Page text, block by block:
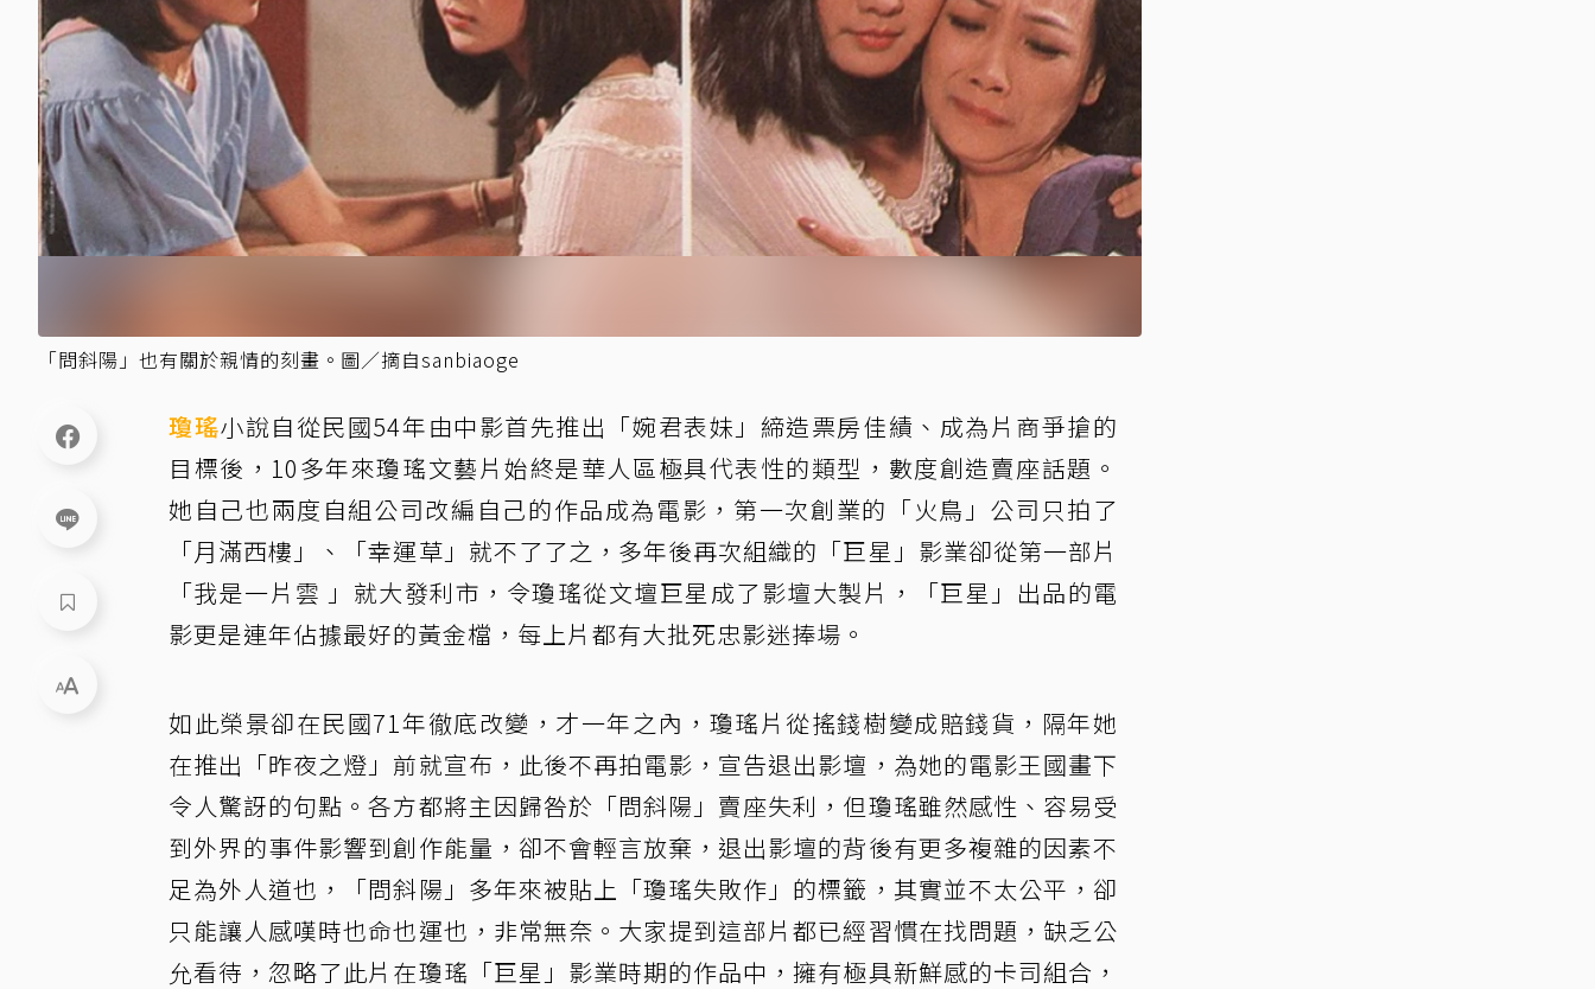
「問斜陽」也有關於親情的刻畫。圖／摘自sanbiaoge
瓊瑤小說自從民國54年由中影首先推出「婉君表妹」締造票房佳績、成為片商爭搶的
目標後，10多年來瓊瑤文藝片始終是華人區極具代表性的類型，數度創造賣座話題。
她自己也兩度自組公司改編自己的作品成為電影，第一次創業的「火鳥」公司只拍了
「月滿西樓」、「幸運草」就不了了之，多年後再次組織的「巨星」影業卻從第一部片
「我是一片雲 」就大發利市，令瓊瑤從文壇巨星成了影壇大製片，「巨星」出品的電
影更是連年佔據最好的黃金檔，每上片都有大批死忠影迷捧場。
如此榮景卻在民國71年徹底改變，才一年之內，瓊瑤片從搖錢樹變成賠錢貨，隔年她
在推出「昨夜之燈」前就宣布，此後不再拍電影，宣告退出影壇，為她的電影王國畫下
令人驚訝的句點。各方都將主因歸咎於「問斜陽」賣座失利，但瓊瑤雖然感性、容易受
到外界的事件影響到創作能量，卻不會輕言放棄，退出影壇的背後有更多複雜的因素不
足為外人道也，「問斜陽」多年來被貼上「瓊瑤失敗作」的標籤，其實並不太公平，卻
只能讓人感嘆時也命也運也，非常無奈。大家提到這部片都已經習慣在找問題，缺乏公
允看待，忽略了此片在瓊瑤「巨星」影業時期的作品中，擁有極具新鮮感的卡司組合，